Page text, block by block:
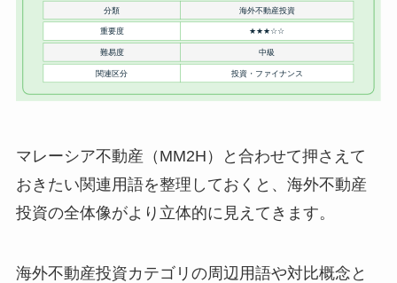
マレーシア不動産（MM2H）と合わせて押さえて
おきたい関連用語を整理しておくと、海外不動産
投資の全体像がより立体的に見えてきます。
海外不動産投資カテゴリの周辺用語や対比概念と